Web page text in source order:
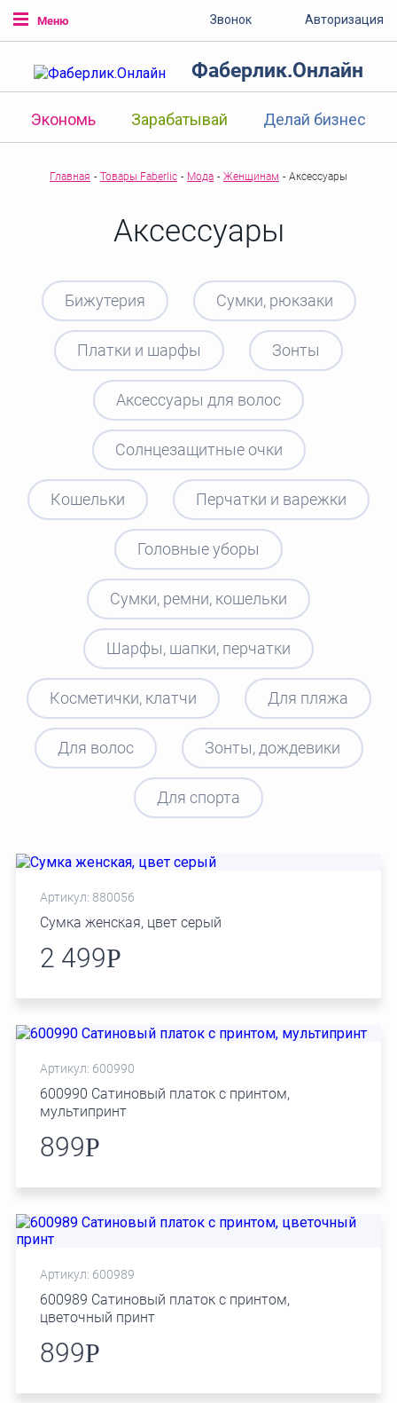
Меню Звонок Авторизация
Фаберлик.Онлайн
Экономь Зарабатывай Делай бизнес
Главная - Товары Faberlic - Мода - Женщинам - Аксессуары
Аксессуары
Бижутерия Сумки, рюкзаки
Платки и шарфы Зонты
Аксессуары для волос
Солнцезащитные очки
Кошельки Перчатки и варежки
Головные уборы
Сумки, ремни, кошельки
Шарфы, шапки, перчатки
Косметички, клатчи Для пляжа
Для волос Зонты, дождевики
Для спорта
Артикул: 880056
Сумка женская, цвет серый
2 499Р
Артикул: 600990
600990 Сатиновый платок с принтом,
мультипринт
899Р
Артикул: 600989
600989 Сатиновый платок с принтом,
цветочный принт
899Р